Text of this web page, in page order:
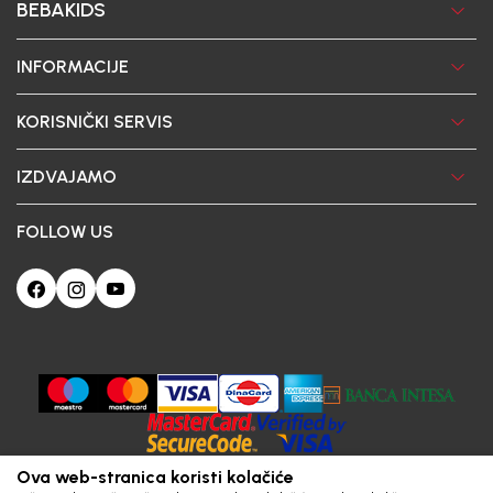
BEBAKIDS
INFORMACIJE
KORISNIČKI SERVIS
IZDVAJAMO
FOLLOW US
Ova web-stranica koristi kolačiće
Poštovani korisniče, naš sajt koristi cookies (kolačiće) u cilju poboljšanja
korisničkog iskustva. Ukoliko nastavite da pregledate i koristite našu Internet
prodavnicu slažete se sa upotrebom kolačića.
Obavezni Statistika Marketing Trajni